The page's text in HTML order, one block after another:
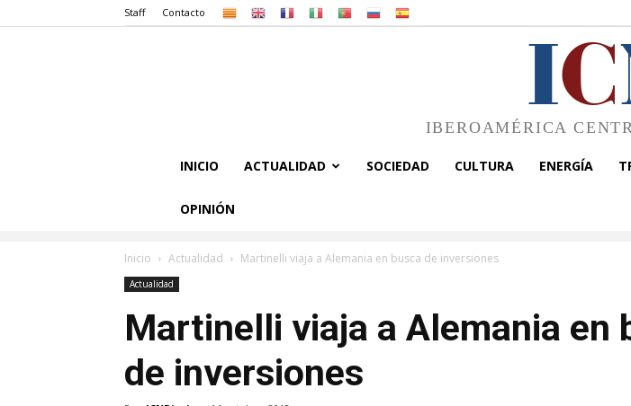
Staff Contacto
IC
IBEROAMÉRICA
INICIO ACTUALIDAD SOCIEDAD CULTURA ENERGÍA
OPINIÓN
Inicio Actualidad Martinelli viaja a Alemania en busca de inversiones
Actualidad
Martinelli viaja a Alemania en
de inversiones